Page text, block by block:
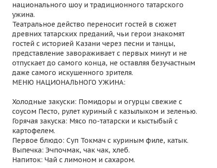
национального шоу и традиционного татарского
ужина.
Театральное действо переносит гостей в сюжет
древних татарских преданий, чьи герои знакомят
гостей с историей Казани через песни и танцы,
представление завораживает с первых минут и не
отпускает до самого конца, не оставляя безучастным
даже самого искушенного зрителя.
МЕНЮ НАЦИОНАЛЬНОГО УЖИНА:
Холодные закуски: Помидоры и огурцы свежие с
соусом Песто, рулет куриный с казылыком и зеленью.
Горячая закуска: Мясо по-татарски и кыстыбый с
картофелем.
Первое блюдо: Суп Токмач с куриным филе, катык.
Выпечка: Эчпочмак, чак чак, хлеб.
Напиток: Чай с лимоном и сахаром.